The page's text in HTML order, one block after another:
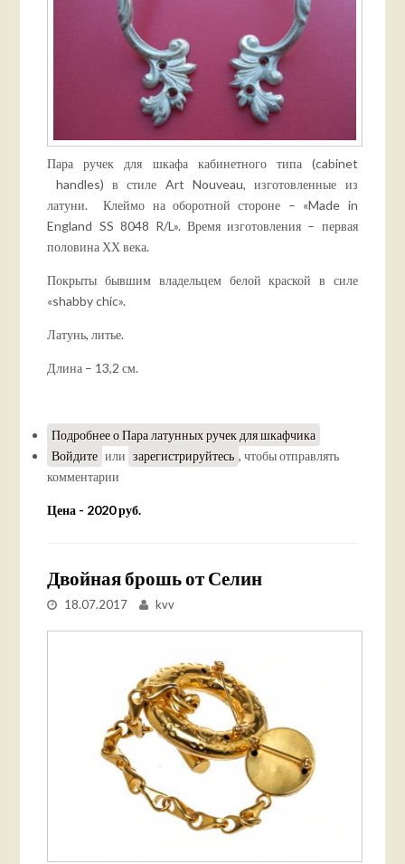
Пара ручек для шкафа кабинетного типа (cabinet
handles) в стиле Art Nouveau, изготовленные из
латуни. Клеймо на оборотной стороне – «Made in
England SS 8048 R/L». Время изготовления – первая
половина ХХ века.
Покрыты бывшим владельцем белой краской в силе
«shabby chic».
Латунь, литье.
Длина – 13,2 см.
Подробнеео Пара латунных ручек для шкафчика
Войдите или зарегистрируйтесь , чтобы отправлять
комментарии
Цена - 2020 руб.
Двойная брошь от Селин
18.07.2017 kvv